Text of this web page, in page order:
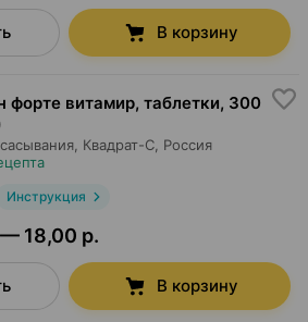
В корзину
форте витамир, таблетки, 300
Квадрат-С, Россия
Инструкция
— 18,00 р.
В корзину